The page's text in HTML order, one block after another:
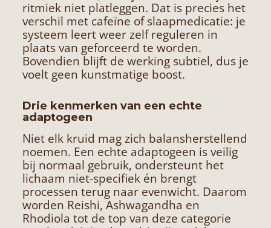
ritmiek niet platleggen. Dat is precies het
verschil met cafeïne of slaapmedicatie: je
systeem leert weer zelf reguleren in
plaats van geforceerd te worden.
Bovendien blijft de werking subtiel, dus je
voelt geen kunstmatige boost.
Drie kenmerken van een echte
adaptogeen
Niet elk kruid mag zich balansherstellend
noemen. Een echte adaptogeen is veilig
bij normaal gebruik, ondersteunt het
lichaam niet-specifiek én brengt
processen terug naar evenwicht. Daarom
worden Reishi, Ashwagandha en
Rhodiola tot de top van deze categorie